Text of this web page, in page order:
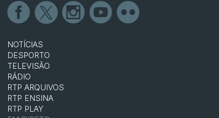
NOTÍCIAS
DESPORTO
TELEVISÃO
RÁDIO
RTP ARQUIVOS
RTP ENSINA
RTP PLAY